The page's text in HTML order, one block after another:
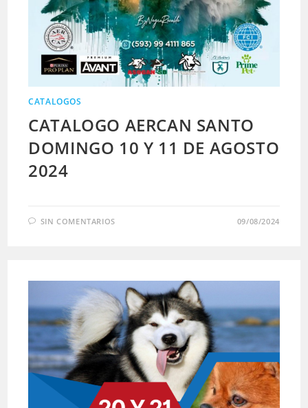
CATALOGOS
CATALOGO AERCAN SANTO
DOMINGO 10 Y 11 DE AGOSTO
2024
SIN COMENTARIOS 09/08/2024